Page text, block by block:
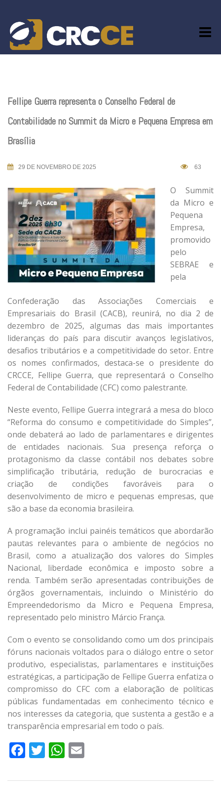
content
Fellipe Guerra representa o Conselho Federal de
Contabilidade no Summit da Micro e Pequena Empresa em
Brasília
29 DE NOVEMBRO DE 2025 63
O Summit
da Micro e
Pequena
Empresa,
promovido
pelo
SEBRAE e
pela
Confederação das Associações Comerciais e
Empresariais do Brasil (CACB), reunirá, no dia 2 de
dezembro de 2025, algumas das mais importantes
lideranças do país para discutir avanços legislativos,
desafios tributários e a competitividade do setor. Entre
os nomes confirmados, destaca-se o presidente do
CRCCE, Fellipe Guerra, que representará o Conselho
Federal de Contabilidade (CFC) como palestrante.
Neste evento, Fellipe Guerra integrará a mesa do bloco
“Reforma do consumo e competitividade do Simples”,
onde debaterá ao lado de parlamentares e dirigentes
de entidades nacionais. Sua presença reforça o
protagonismo da classe contábil nos debates sobre
simplificação tributária, redução de burocracias e
criação de condições favoráveis para o
desenvolvimento de micro e pequenas empresas, que
são a base da economia brasileira.
A programação inclui painéis temáticos que abordarão
pautas relevantes para o ambiente de negócios no
Brasil, como a atualização dos valores do Simples
Nacional, liberdade econômica e imposto sobre a
renda. Também serão apresentadas contribuições de
órgãos governamentais, incluindo o Ministério do
Empreendedorismo da Micro e Pequena Empresa,
representado pelo ministro Márcio França.
Com o evento se consolidando como um dos principais
fóruns nacionais voltados para o diálogo entre o setor
produtivo, especialistas, parlamentares e instituições
estratégicas, a participação de Fellipe Guerra enfatiza o
compromisso do CFC com a elaboração de políticas
públicas fundamentadas em conhecimento técnico e
nos interesses da categoria, que sustenta a gestão e a
transparência empresarial em todo o país.
Facebook
TwitterWhatsApp